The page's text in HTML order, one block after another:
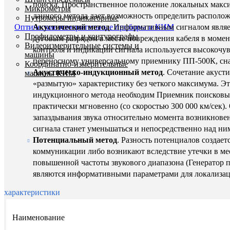
Микрометры
Нутромеры индикаторные
Оптические измерительные приборы и КИМ
Профилометры и контурографы
Видеоизмерительные системы и
машины
Координатно-измерительные
машины КИМ
поиска. Пространственное положение локальных
данного метода дает возможность определить
Акустический метод. Информативным сигналом
дуговым разрядом в месте повреждения кабеля в
контроля и индикации сигнала используется
переносному универсальному приемнику ПП-500К,
Акустическо-индукционный метод. Сочетание
«размытую» характеристику без четкого максимума.
индукционного метода необходим Приемник
практически мгновенно (со скоростью 300 000 км/
запаздывания звука относительно момента
сигнала станет уменьшаться и непосредственно над
Потенциальный метод. Разность потенциалов
коммуникации либо возникают вследствие утечки в
повышенной частоты звукового диапазона
являются информативными параметрами для
характеристики
Наименование